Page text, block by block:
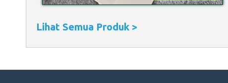
Lihat Semua Produk >